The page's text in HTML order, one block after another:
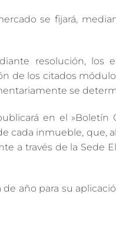
se fijará,
resolución, los
de los citados
se
en el »Boletín
cada inmueble, que,
a través de la Sede
año para su